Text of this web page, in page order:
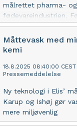
målrettet pharma- og
fødevareindustrien.
skaber ca. 130 nye
står klar i 2028.
Måttevask med
kemi
18.8.2025 08:40:00 CEST
Pressemeddelelse
Ny teknologi i Elis’
Karup og Ishøj gør
mere miljøvenlig